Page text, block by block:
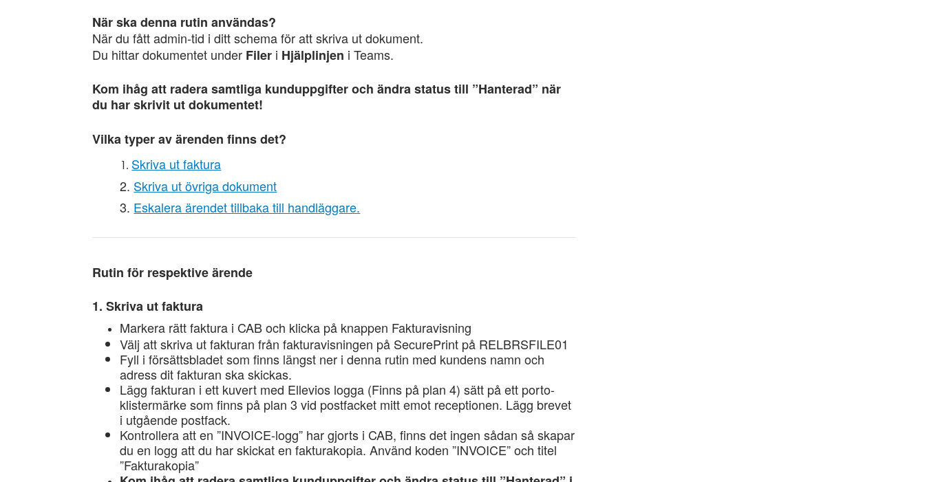
När ska denna rutin användas?
När du fått admin-tid i ditt schema för att skriva ut dokument.
Du hittar dokumentet under Filer i Hjälplinjen i Teams.
Kom ihåg att radera samtliga kunduppgifter och ändra status till ”Hanterad” när
du har skrivit ut dokumentet!
Vilka typer av ärenden finns det?
Skriva ut faktura
Skriva ut övriga dokument
Eskalera ärendet tillbaka till handläggare.
Rutin för respektive ärende
1. Skriva ut faktura
Markera rätt faktura i CAB och klicka på knappen Fakturavisning
Välj att skriva ut fakturan från fakturavisningen på SecurePrint på RELBRSFILE01
Fyll i försättsbladet som finns längst ner i denna rutin med kundens namn och
adress dit fakturan ska skickas.
Lägg fakturan i ett kuvert med Ellevios logga (Finns på plan 4) sätt på ett porto-
klistermärke som finns på plan 3 vid postfacket mitt emot receptionen. Lägg brevet
i utgående postfack.
Kontrollera att en ”INVOICE-logg” har gjorts i CAB, finns det ingen sådan så skapar
du en logg att du har skickat en fakturakopia. Använd koden ”INVOICE” och titel
”Fakturakopia”